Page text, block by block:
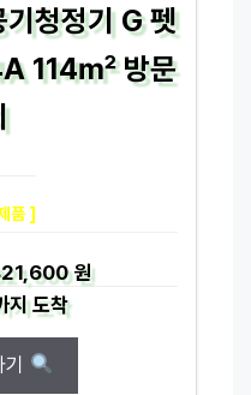
청정기 G 펫
114㎡ 방문
품 ]
원
지도착